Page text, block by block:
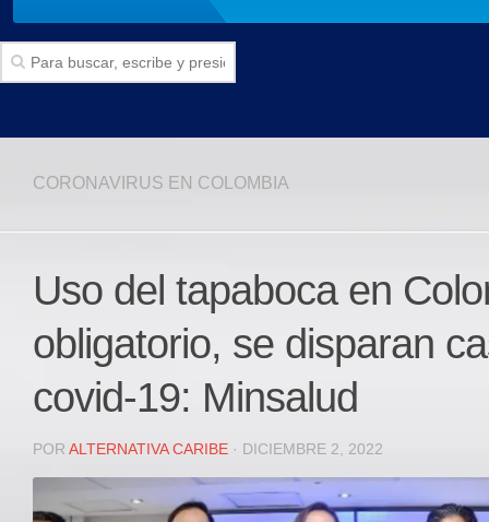
Politica
Deportes
JUDICIAL
REGIONAL
DEPARTAMENTAL
Internacional
OPINIÓN
CORONAVIRUS EN COLOMBIA
Uso del tapaboca en
obligatorio, se disparan
covid-19: Minsalud
POR ALTERNATIVA CARIBE · DICIEMBRE 2, 2022